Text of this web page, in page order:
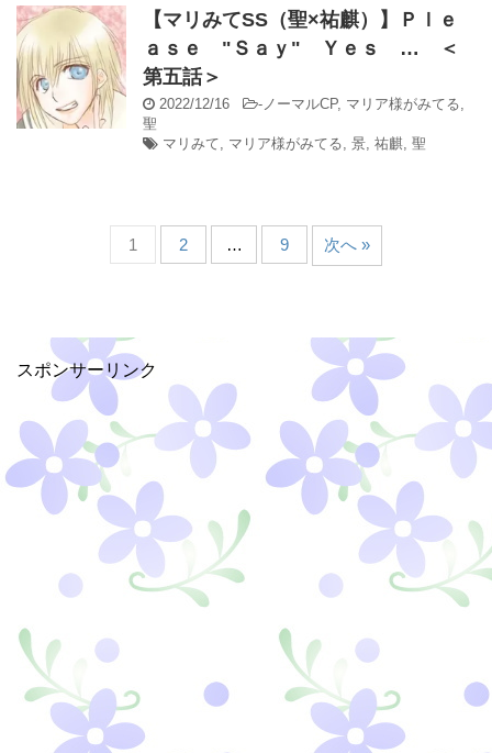
【マリみてSS（聖×祐麒）】Ｐｌｅ
ａｓｅ "Ｓａｙ" Ｙｅｓ … ＜
第五話＞
2022/12/16 - ノーマルCP, マリア様がみてる
聖
マリみて
マリア様がみてる 景 祐麒 聖
1 2 … 9 次へ »
スポンサーリンク